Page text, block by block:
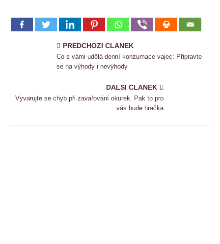
PREDCHOZI CLANEK
Co s vámi udělá denní konzumace vajec: Připravte
se na výhody i nevýhody
DALSI CLANEK
Vyvarujte se chyb při zavařování okurek. Pak to pro
vás bude hračka